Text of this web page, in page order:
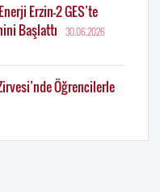
Erzin-2 GES’te
Başlattı
30.06.2026
Öğrencilerle